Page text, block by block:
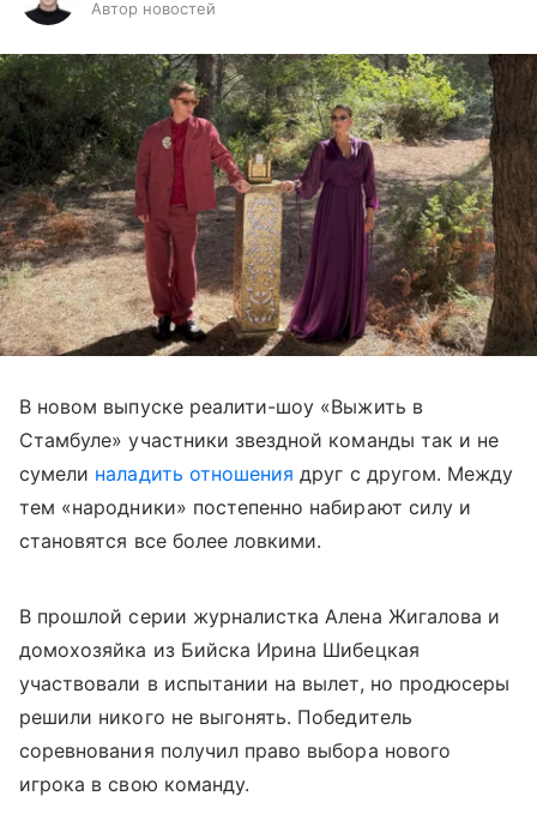
Автор новостей
В новом выпуске реалити-шоу «Выжить в
Стамбуле» участники звездной команды так и не
сумели наладить отношения друг с другом. Между
тем «народники» постепенно набирают силу и
становятся все более ловкими.
В прошлой серии журналистка Алена Жигалова и
домохозяйка из Бийска Ирина Шибецкая
участвовали в испытании на вылет, но продюсеры
решили никого не выгонять. Победитель
соревнования получил право выбора нового
игрока в свою команду.